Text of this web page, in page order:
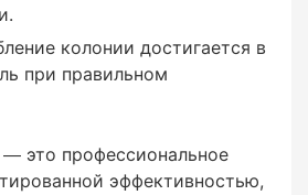
санитарным нормам.
колонии достигается в
при правильном
— это профессиональное
эффективностью,